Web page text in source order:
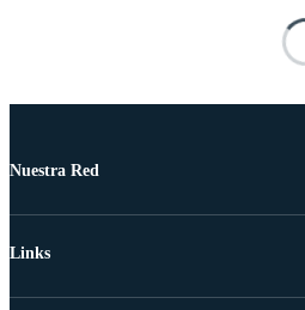
Nuestra Red
Links